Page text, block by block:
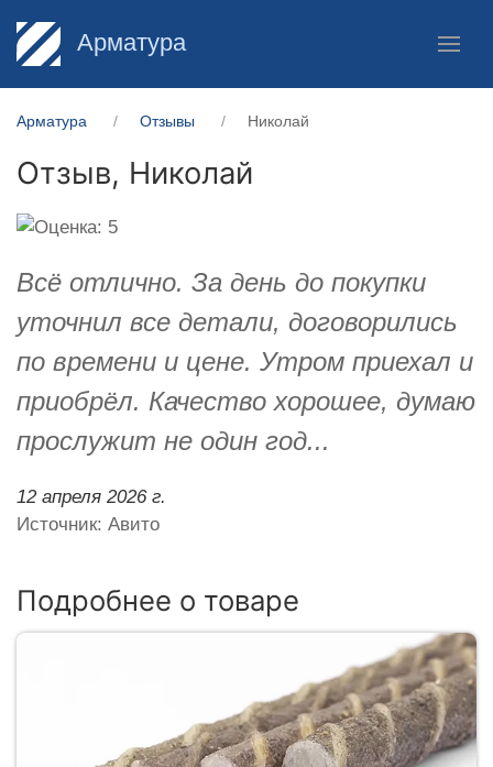
Арматура
Арматура Отзывы Николай
Отзыв, Николай
Всё отлично. За день до покупки
уточнил все детали, договорились
по времени и цене. Утром приехал и
приобрёл. Качество хорошее, думаю
прослужит не один год...
12 апреля 2026 г.
Источник: Авито
Подробнее о товаре